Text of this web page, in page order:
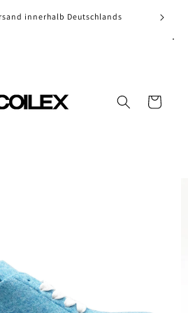
innerhalb Deutschlands
Cart